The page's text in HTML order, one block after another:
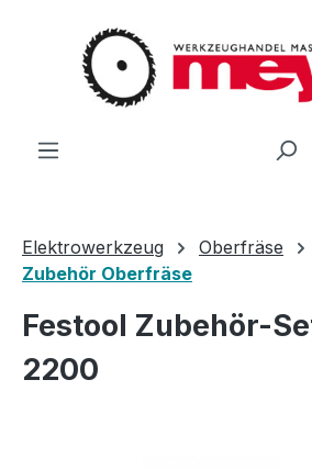
Zum Hauptinhalt springen
Elektrowerkzeug
Oberfräse
Zubehör Oberfräse
Festool Zubehör-
2200